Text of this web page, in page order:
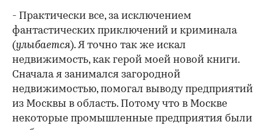
- Практически все, за исключением
фантастических приключений и криминала
(улыбается). Я точно так же искал
недвижимость, как герой моей новой книги.
Сначала я занимался загородной
недвижимостью, помогал выводу предприятий
из Москвы в область. Потому что в Москве
некоторые промышленные предприятия были